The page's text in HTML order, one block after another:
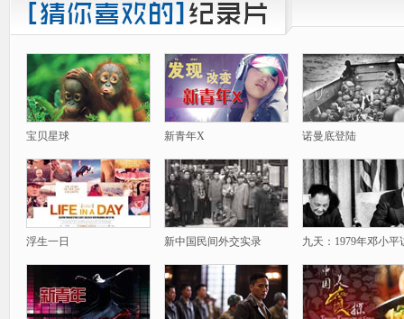
宝贝星球 新青年X 诺曼底登陆
浮生一日 新中国民间外交实录 九天：1979年邓小平